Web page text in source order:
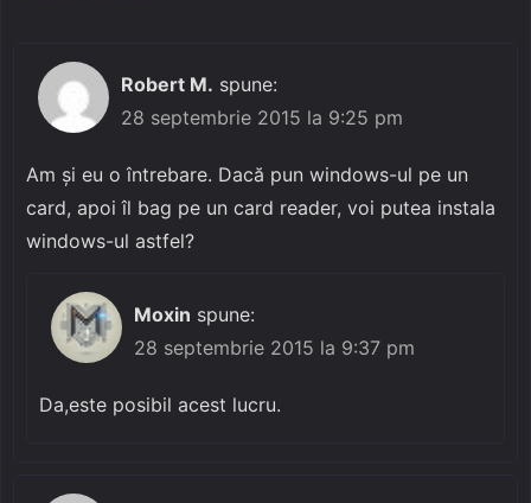
Robert M. spune:
28 septembrie 2015 la 9:25 pm
Am și eu o întrebare. Dacă pun windows-ul pe un
card, apoi îl bag pe un card reader, voi putea instala
windows-ul astfel?
Moxin spune:
28 septembrie 2015 la 9:37 pm
Da,este posibil acest lucru.